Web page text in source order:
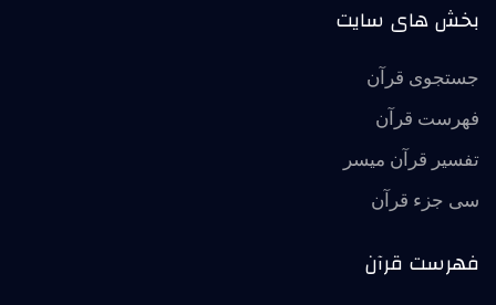
بخش های سایت
جستجوی قرآن
فهرست قرآن
تفسير قرآن ميسر
سی جزء قرآن
فهرست قرآن